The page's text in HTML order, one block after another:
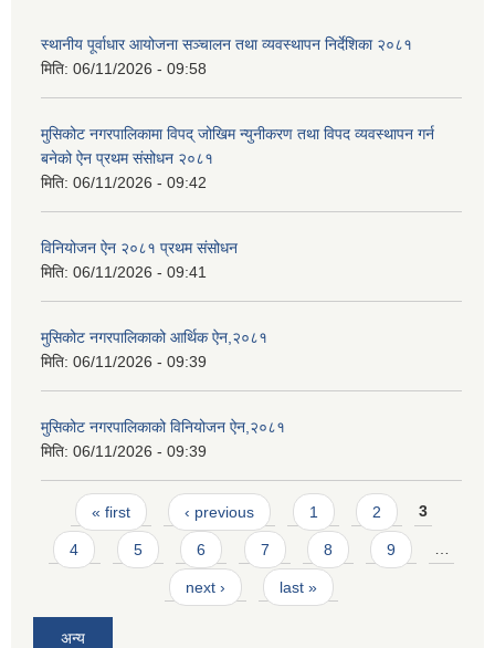
स्थानीय पूर्वाधार आयोजना सञ्चालन तथा व्यवस्थापन निर्देशिका २०८१
मिति: 06/11/2026 - 09:58
मुसिकोट नगरपालिकामा विपद् जोखिम न्युनीकरण तथा विपद व्यवस्थापन गर्न
बनेको ऐन प्रथम संसोधन २०८१
मिति: 06/11/2026 - 09:42
विनियोजन ऐन २०८१ प्रथम संसोधन
मिति: 06/11/2026 - 09:41
मुसिकोट नगरपालिकाको आर्थिक ऐन,२०८१
मिति: 06/11/2026 - 09:39
मुसिकोट नगरपालिकाको विनियोजन ऐन,२०८१
मिति: 06/11/2026 - 09:39
Pages
« first ‹ previous 1 2 3
4 5 6 7 8 9 …
next › last »
अन्य